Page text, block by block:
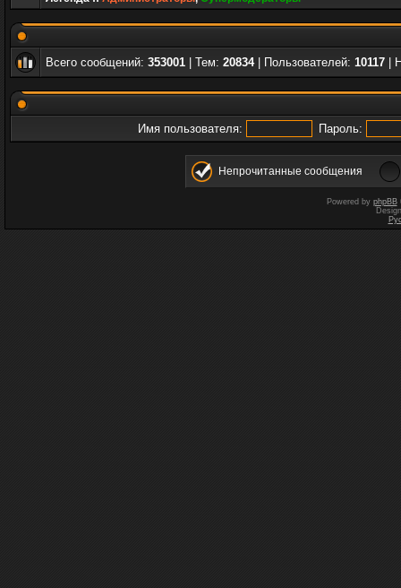
Всего сообщений: 353001 | Тем: 20834| Пользователей: 10117 |
Имя пользователя: Пароль:
Непрочитанные сообщения
Powered by phpBB